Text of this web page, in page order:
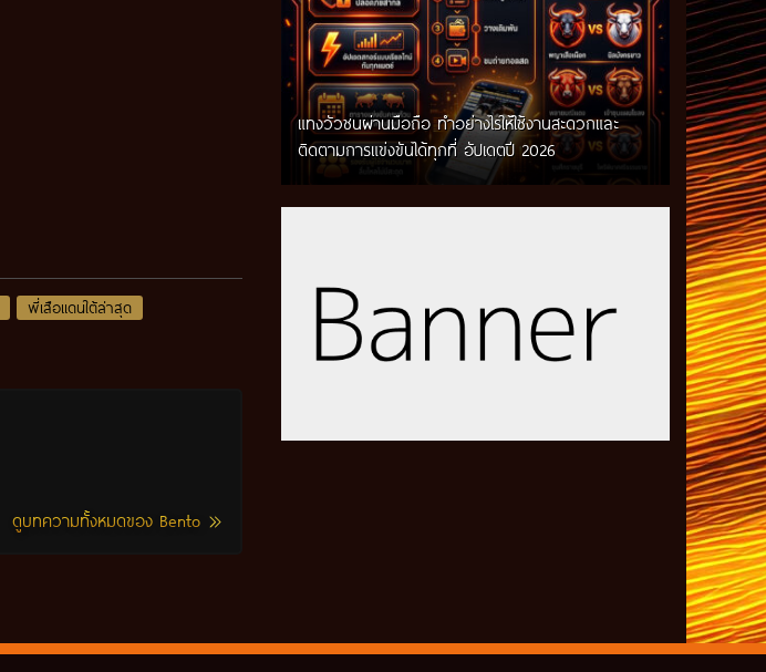
พี่เสือแดนใต้ล่าสุด
ดูบทความทั้งหมดของ Bento
แทงวัวชนผ่านมือถือ ทำอย่างไรให้ใช้งานสะดวกและ
ติดตามการแข่งขันได้ทุกที่ อัปเดตปี 2026